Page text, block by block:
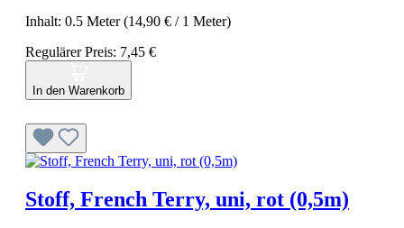
Inhalt: 0.5 Meter(14,90 € / 1 Meter)
Regulärer Preis: 7,45 €
In den Warenkorb
Stoff, French Terry, uni, rot (0,5m)